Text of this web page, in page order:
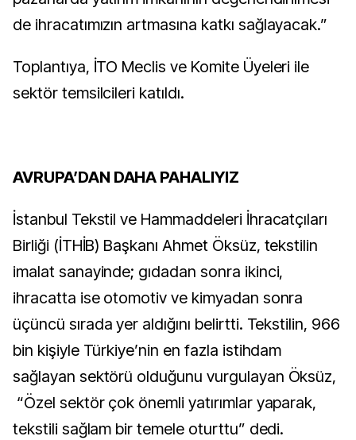
de ihracatımızın artmasına katkı sağlayacak.”
Toplantıya, İTO Meclis ve Komite Üyeleri ile
sektör temsilcileri katıldı.
AVRUPA’DAN DAHA PAHALIYIZ
İstanbul Tekstil ve Hammaddeleri İhracatçıları
Birliği (İTHİB) Başkanı Ahmet Öksüz, tekstilin
imalat sanayinde; gıdadan sonra ikinci,
ihracatta ise otomotiv ve kimyadan sonra
üçüncü sırada yer aldığını belirtti. Tekstilin, 966
bin kişiyle Türkiye’nin en fazla istihdam
sağlayan sektörü olduğunu vurgulayan Öksüz,
“Özel sektör çok önemli yatırımlar yaparak,
tekstili sağlam bir temele oturttu” dedi.